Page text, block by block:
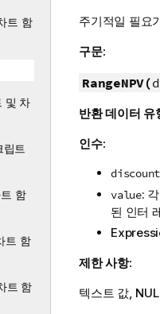
트 함
및 차
트
함
트 함
트 함
주기적일 필요
구문:
RangeNPV(
반환 데이터 유
인수:
value:
된 인터
제한 사항:
텍스트 값,